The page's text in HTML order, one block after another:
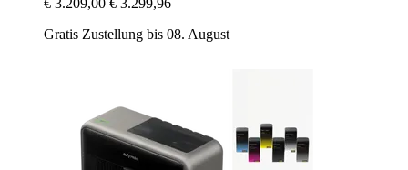
Gratis Zustellung bis 08. August